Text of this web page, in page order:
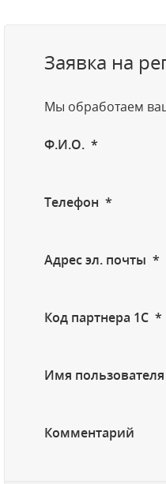
Заявка на
Мы обработаем
Ф.И.О. *
Телефон *
Адрес эл. почты *
Код партнера 1C *
Имя
Комментарий